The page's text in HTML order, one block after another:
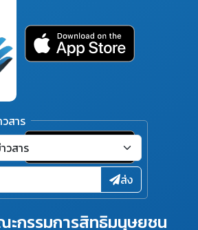
ะกรรมการสิทธิมนุษยชน
สาร
ส่ง